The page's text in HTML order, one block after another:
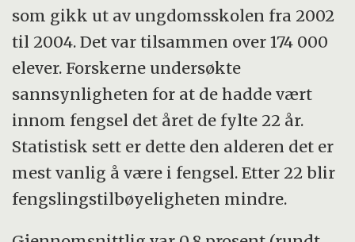
som gikk ut av ungdomsskolen fra 2002
til 2004. Det var tilsammen over 174 000
elever. Forskerne undersøkte
sannsynligheten for at de hadde vært
innom fengsel det året de fylte 22 år.
Statistisk sett er dette den alderen det er
mest vanlig å være i fengsel. Etter 22 blir
fengslingstilbøyeligheten mindre.